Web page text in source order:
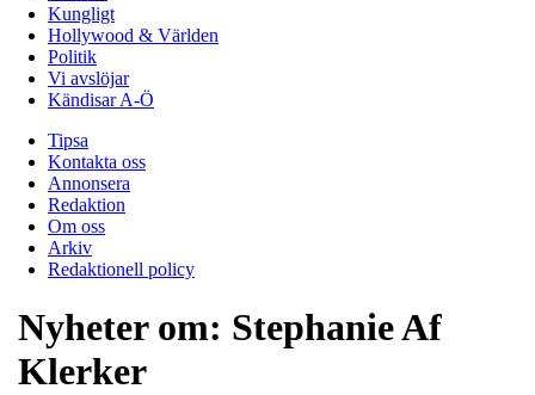
Kungligt
Hollywood & Världen
Politik
Vi avslöjar
Kändisar A-Ö
Tipsa
Kontakta oss
Annonsera
Redaktion
Om oss
Arkiv
Redaktionell policy
Nyheter om: Stephanie Af
Klerker